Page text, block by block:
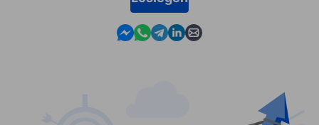
Contact us in Messenger
Contact us in WhatsApp
Contact us in Telegram
Contact us in Linkedin
Contact us by email